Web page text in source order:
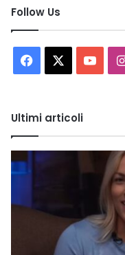
Follow Us
Facebook You
Ultimi articoli